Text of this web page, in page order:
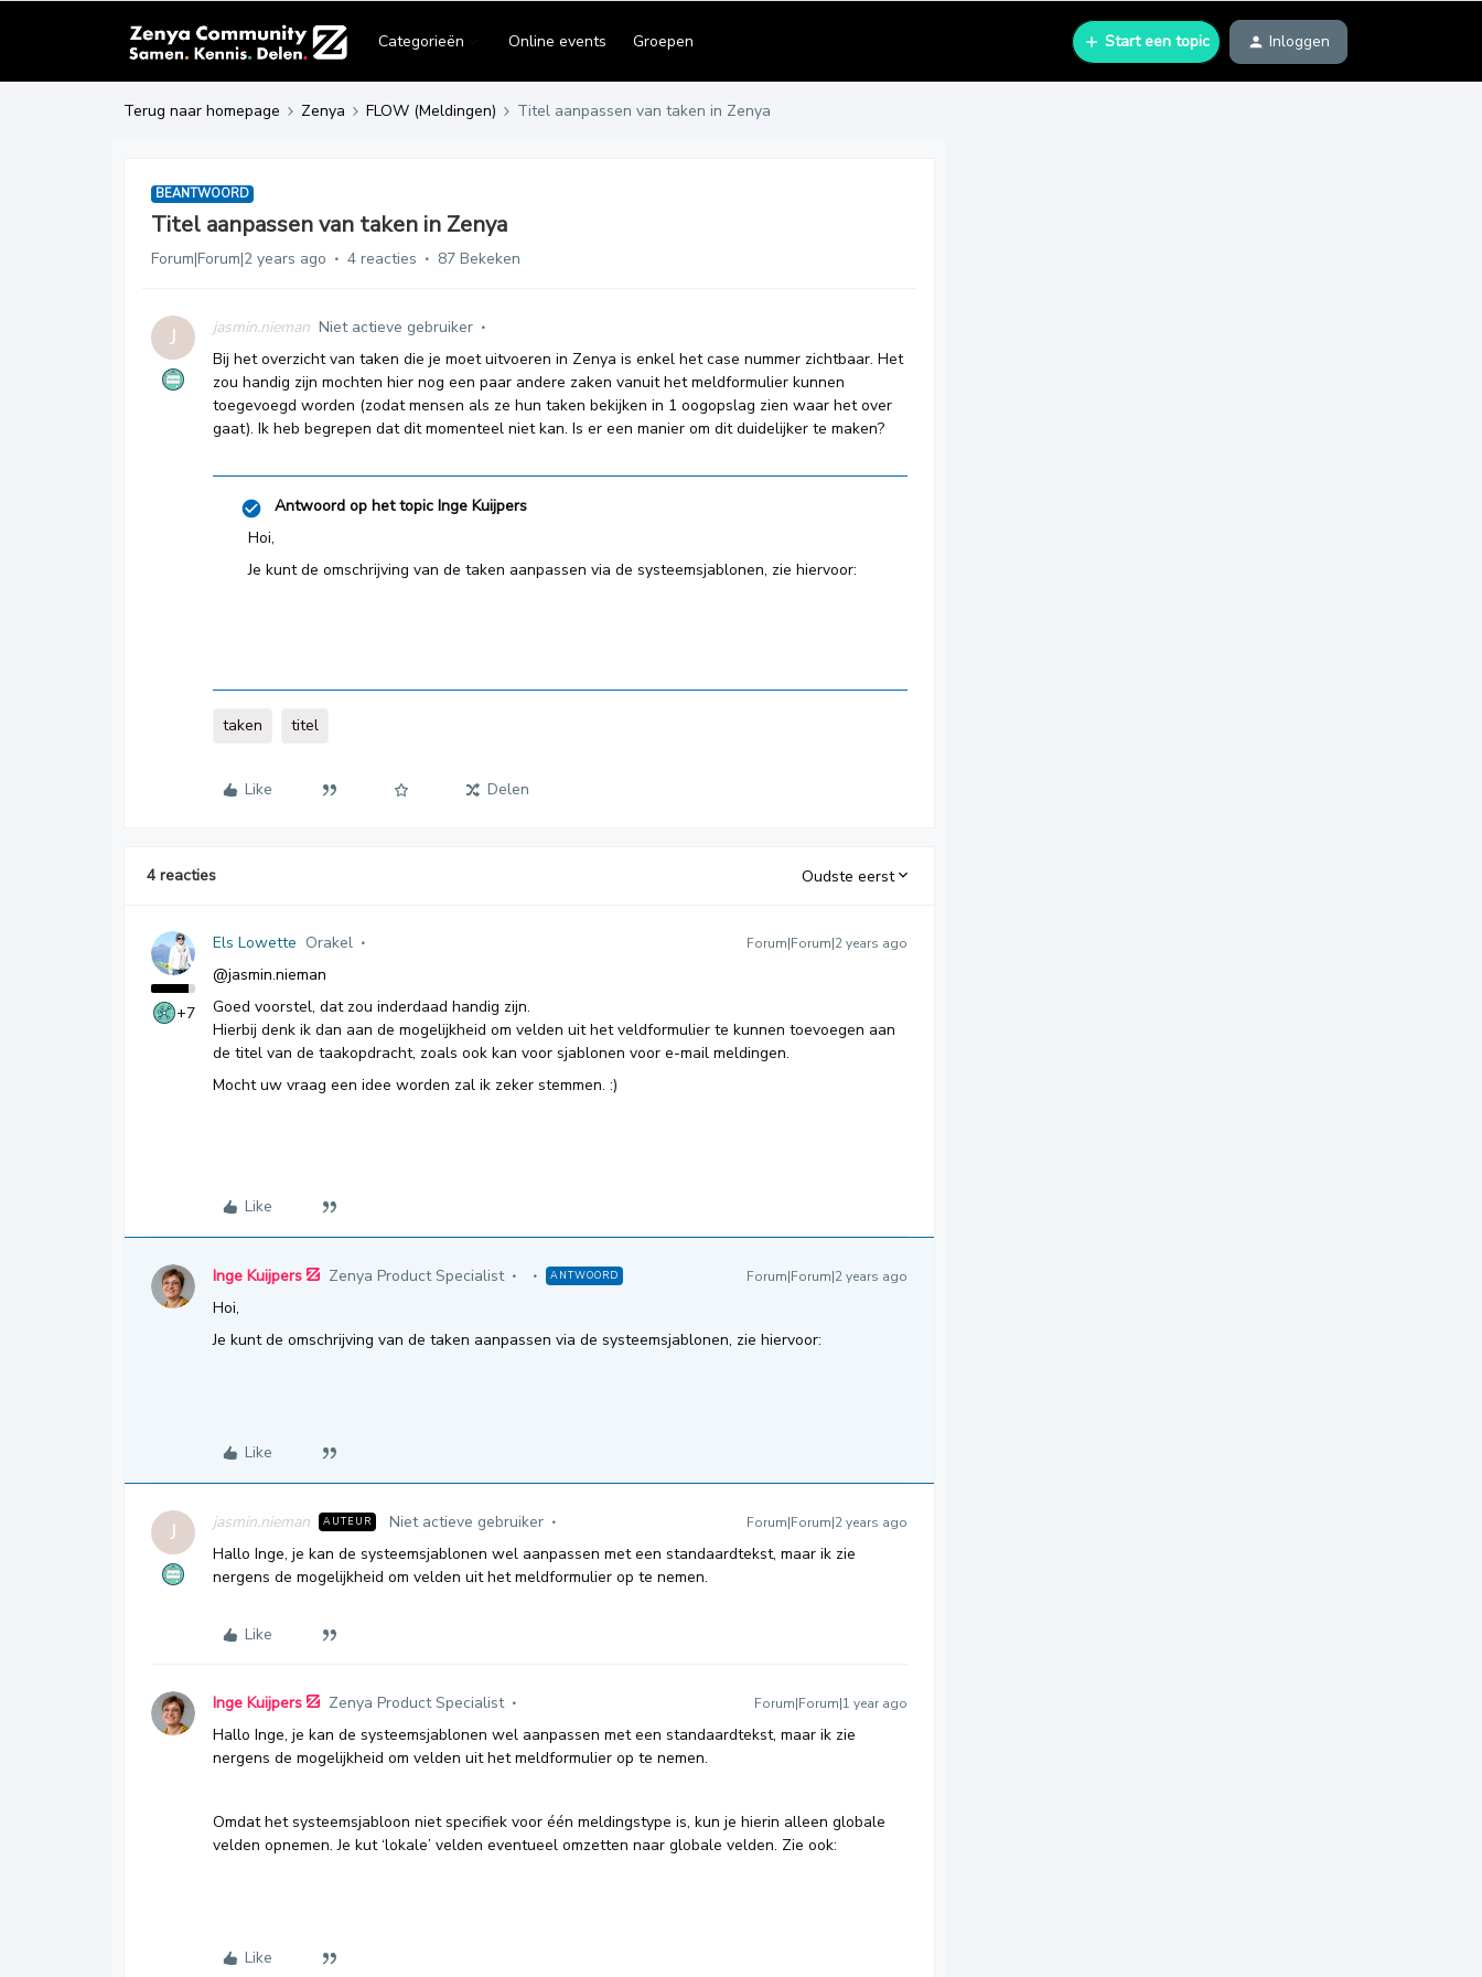
Categorieën Online events Groepen Start een topic Inloggen
Terug naar homepage Zenya FLOW (Meldingen) Titel aanpassen van taken in Zenya
BEANTWOORD
Titel aanpassen van taken in Zenya
Forum|Forum|2 years ago 4 reacties 87 Bekeken
J jasmin.nieman Niet actieve gebruiker
Bij het overzicht van taken die je moet uitvoeren in Zenya is enkel het case nummer zichtbaar. Het
zou handig zijn mochten hier nog een paar andere zaken vanuit het meldformulier kunnen
toegevoegd worden (zodat mensen als ze hun taken bekijken in 1 oogopslag zien waar het over
gaat). Ik heb begrepen dat dit momenteel niet kan. Is er een manier om dit duidelijker te maken?
Antwoord op het topic Inge Kuijpers
Hoi,
Je kunt de omschrijving van de taken aanpassen via de systeemsjablonen, zie hiervoor:
taken titel
Like Delen
4 reacties Oudste eerst
+7
Els Lowette Orakel Forum|Forum|2 years ago
@jasmin.nieman
Goed voorstel, dat zou inderdaad handig zijn.
Hierbij denk ik dan aan de mogelijkheid om velden uit het veldformulier te kunnen toevoegen aan
de titel van de taakopdracht, zoals ook kan voor sjablonen voor e-mail meldingen.
Mocht uw vraag een idee worden zal ik zeker stemmen. :)
Like
Inge Kuijpers Zenya Product Specialist ANTWOORD Forum|Forum|2 years ago
Hoi,
Je kunt de omschrijving van de taken aanpassen via de systeemsjablonen, zie hiervoor:
Like
J jasmin.nieman AUTEUR Niet actieve gebruiker Forum|Forum|2 years ago
Hallo Inge, je kan de systeemsjablonen wel aanpassen met een standaardtekst, maar ik zie
nergens de mogelijkheid om velden uit het meldformulier op te nemen.
Like
Inge Kuijpers Zenya Product Specialist Forum|Forum|1 year ago
Hallo Inge, je kan de systeemsjablonen wel aanpassen met een standaardtekst, maar ik zie
nergens de mogelijkheid om velden uit het meldformulier op te nemen.
Omdat het systeemsjabloon niet specifiek voor één meldingstype is, kun je hierin alleen globale
velden opnemen. Je kut ‘lokale’ velden eventueel omzetten naar globale velden. Zie ook:
Like